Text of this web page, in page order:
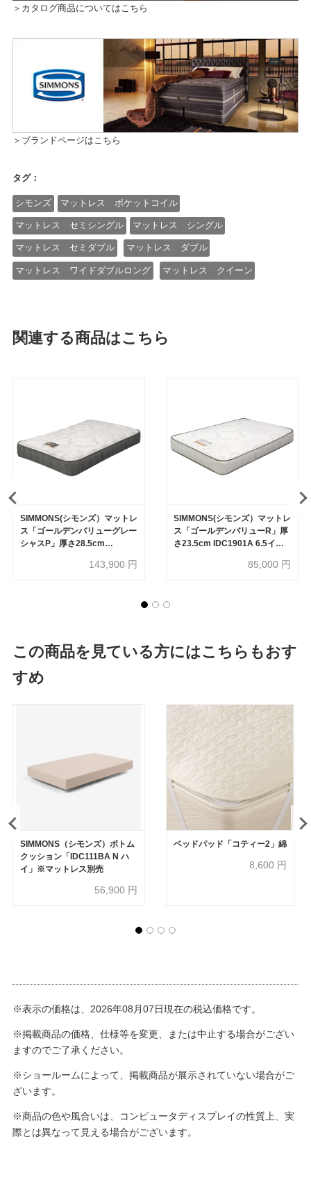
＞カタログ商品についてはこちら
＞ブランドページはこちら
タグ：
シモンズ マットレス ポケットコイル
マットレス セミシングル マットレス シングル
マットレス セミダブル マットレス ダブル
マットレス ワイドダブルロング マットレス クイーン
関連する商品はこちら
SIMMONS(シモンズ）マットレ
ス「ゴールデンバリューグレー
シャスP」厚さ28.5cm
143,900 円
SIMMONS(シモンズ）マットレ
ス「ゴールデンバリューR」厚
さ23.5cm IDC1901A 6.5イン
85,000 円
この商品を見ている方にはこちらもおす
すめ
SIMMONS（シモンズ）ボトム
クッション「IDC111BA N ハ
イ」※マットレス別売
56,900 円
ベッドパッド「コティー2」綿
8,600 円
※表示の価格は、2026年08月07日現在の税込価格です。
※掲載商品の価格、仕様等を変更、または中止する場合がござい
ますのでご了承ください。
※ショールームによって、掲載商品が展示されていない場合がご
ざいます。
※商品の色や風合いは、コンピュータディスプレイの性質上、実
際とは異なって見える場合がございます。